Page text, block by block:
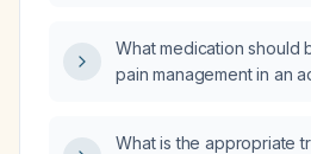
What medication should
pain management in an
What is the appropriate